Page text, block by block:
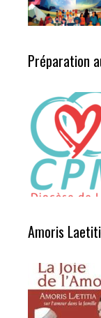
Préparation
Amoris